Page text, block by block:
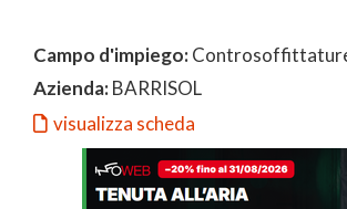
Campo d'impiego:
Azienda:BARRISOL
visualizza scheda